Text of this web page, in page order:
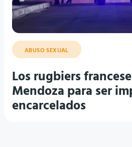
ABUSO SEXUAL
Los rugbiers
Mendoza para ser
encarcelados